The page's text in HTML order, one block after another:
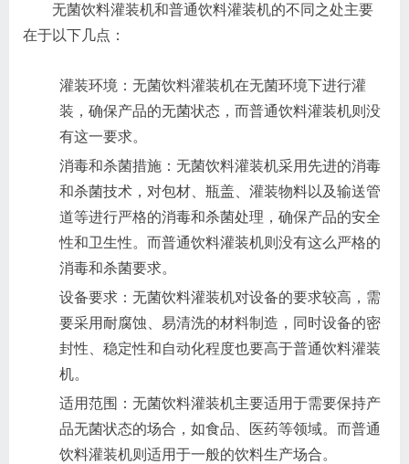
无菌饮料灌装机和普通饮料灌装机的不同之处主要
在于以下几点：
灌装环境：无菌饮料灌装机在无菌环境下进行灌
装，确保产品的无菌状态，而普通饮料灌装机则没
有这一要求。
消毒和杀菌措施：无菌饮料灌装机采用先进的消毒
和杀菌技术，对包材、瓶盖、灌装物料以及输送管
道等进行严格的消毒和杀菌处理，确保产品的安全
性和卫生性。而普通饮料灌装机则没有这么严格的
消毒和杀菌要求。
设备要求：无菌饮料灌装机对设备的要求较高，需
要采用耐腐蚀、易清洗的材料制造，同时设备的密
封性、稳定性和自动化程度也要高于普通饮料灌装
机。
适用范围：无菌饮料灌装机主要适用于需要保持产
品无菌状态的场合，如食品、医药等领域。而普通
饮料灌装机则适用于一般的饮料生产场合。